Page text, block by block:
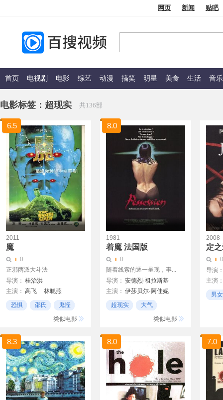
网页 新闻 贴吧
首页 电视剧 电影 综艺 动漫 搞笑 明星 美食 生活 音乐
电影标签： 超现实 共136部
6.5
2011
魔
0
正邪两派大斗法
导演： 桂治洪
主演： 高飞
林晓燕
卫嘉文
王龙威
恐惧 邵氏
鬼怪
类似电影
8.0
1981
着魔 法国版
0
随着线索的逐一呈现，事...
导演： 安德烈·祖拉斯基
主演： 伊莎贝尔·阿佳妮
萨姆·尼尔
Johanna Hofer
Carl Duering
Shaun Lawton
Michael Hogben
Thomas Frey
超现实
大气
类似电影
2008
定
0
导演
主演
高濑男女
8.3 8.0 7.0